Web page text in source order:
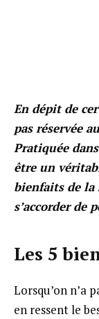
En dépit de
pas réservée
Pratiquée
être un
bienfaits de la
s’accorder de
Les 5
Lorsqu’on n’a
en ressent le